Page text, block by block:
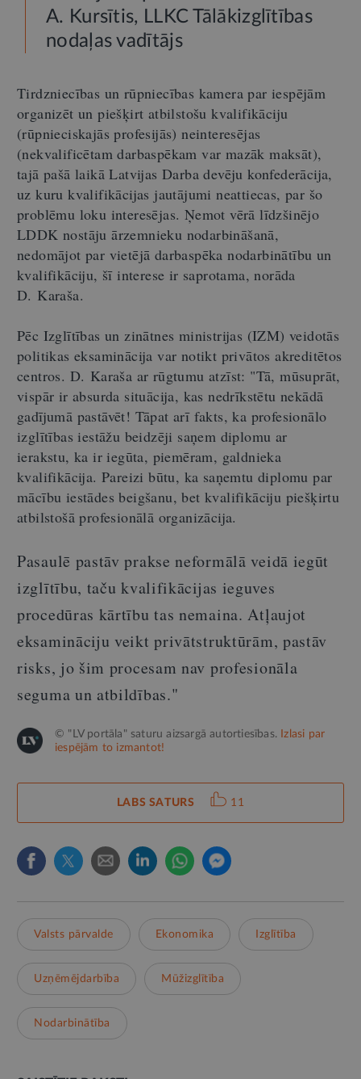
A. Kursītis, LLKC Tālākizglītības
nodaļas vadītājs
Tirdzniecības un rūpniecības kamera par iespējām
organizēt un piešķirt atbilstošu kvalifikāciju
(rūpnieciskajās profesijās) neinteresējas
(nekvalificētam darbaspēkam var mazāk maksāt),
tajā pašā laikā Latvijas Darba devēju konfederācija,
uz kuru kvalifikācijas jautājumi neattiecas, par šo
problēmu loku interesējas. Ņemot vērā līdzšinējo
LDDK nostāju ārzemnieku nodarbināšanā,
nedomājot par vietējā darbaspēka nodarbinātību un
kvalifikāciju, šī interese ir saprotama, norāda
D. Karaša.
Pēc Izglītības un zinātnes ministrijas (IZM) veidotās
politikas eksaminācija var notikt privātos akreditētos
centros. D. Karaša ar rūgtumu atzīst: "Tā, mūsuprāt,
vispār ir absurda situācija, kas nedrīkstētu nekādā
gadījumā pastāvēt! Tāpat arī fakts, ka profesionālo
izglītības iestāžu beidzēji saņem diplomu ar
ierakstu, ka ir iegūta, piemēram, galdnieka
kvalifikācija. Pareizi būtu, ka saņemtu diplomu par
mācību iestādes beigšanu, bet kvalifikāciju piešķirtu
atbilstošā profesionālā organizācija.
Pasaulē pastāv prakse neformālā veidā iegūt
izglītību, taču kvalifikācijas ieguves
procedūras kārtību tas nemaina. Atļaujot
eksamināciju veikt privātstruktūrām, pastāv
risks, jo šim procesam nav profesionāla
seguma un atbildības."
© "LV portāla" saturu aizsargā autortiesības. Izlasi par
iespējām to izmantot!
LABS SATURS 11
Valsts pārvalde Ekonomika Izglītība
Uzņēmējdarbība Mūžizglītība
Nodarbinātība